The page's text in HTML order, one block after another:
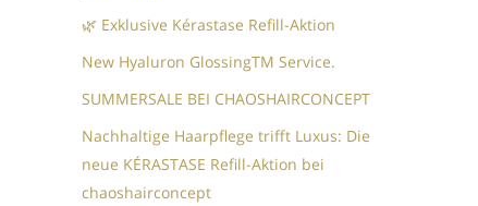
🌿 Exklusive Kérastase Refill-Aktion
New Hyaluron GlossingTM​ Service.​
SUMMERSALE BEI CHAOSHAIRCONCEPT
Nachhaltige Haarpflege trifft Luxus: Die
neue KÉRASTASE Refill-Aktion bei
chaoshairconcept